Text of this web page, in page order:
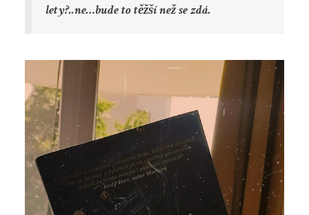
lety?..ne…bude to těžší než se zdá.